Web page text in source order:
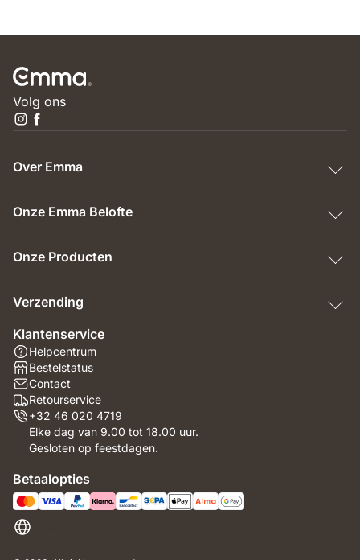
Volg ons
Over Emma
Onze Emma Belofte
Onze Producten
Verzending
Klantenservice
Helpcentrum
Bestelstatus
Contact
Retourservice
+32 46 020 4719
Elke dag van 9.00 tot 18.00 uur.
Gesloten op feestdagen.
Betaalopties